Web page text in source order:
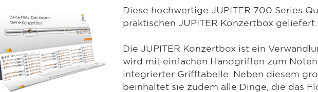
Diese hochwertige JUPITER 700 Series
praktischen JUPITER Konzertbox geliefert.
Die JUPITER Konzertbox ist ein
wird mit einfachen Handgriffen zum
integrierter Grifftabelle. Neben diesem
beinhaltet sie zudem alle Dinge, die das